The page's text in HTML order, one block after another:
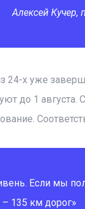
Алексей Кучер,
24-х уже
до 1
Если мы
135 км дорог»